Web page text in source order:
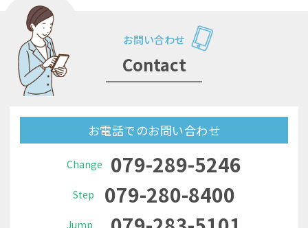
お問い合わせ
Contact
お電話でのお問い合わせ
Change 079-289-5246
Step 079-280-8400
Jump